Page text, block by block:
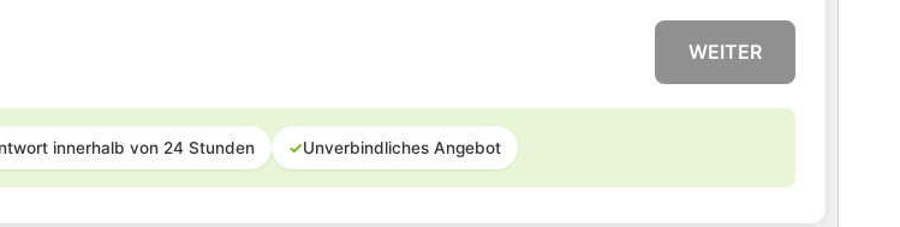
WEITER
innerhalb von 24 Stunden ✓Unverbindliches Angebot